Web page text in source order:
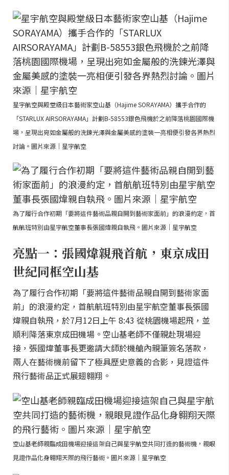
星宇航空與殿堂級日本藝術家空山基（Hajime SORAYAMA）攜手合作的
「STARLUX AIRSORAYAMA」計劃B-58553銀色飛機於之前降落桃園國際機
場，呈現出宛如金屬般的洗鍊光澤與金屬美感的塗裝一亮相便引發各界熱烈
討論。圖片來源｜星宇航空
為了履行合作初期「要將這件藝術品親自開到藝術家面前」的浪漫約定，首
航航班特別由星宇航空董事長張國煒親自執飛。圖片來源｜星宇航空
亮點一：張國煒親飛首航，東京成田
世紀同框空山基
為了履行合作初期「要將這件藝術品親自開到藝術家面
前」的浪漫約定，首航航班特別由星宇航空董事長張國
煒親自執飛，於7月12日上午 8:43 從桃園機場起飛，並
順利降落東京成田機場。空山基老師不僅親赴現場迎
接，張國煒董事長更邀請大師於機艙內親筆簽名落款，
兩人在藝術機前留下了極具歷史意義的合影，見證這件
飛行藝術品正式展翅翱翔。
空山基老師親臨成田機場迎接這架自己與星宇航空共同打造的藝術機，親眼
見證作品化身翱翔天際的飛行藝術。圖片來源｜星宇航空